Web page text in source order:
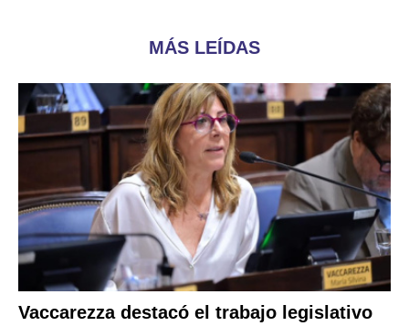
MÁS LEÍDAS
Vaccarezza destacó el trabajo legislativo